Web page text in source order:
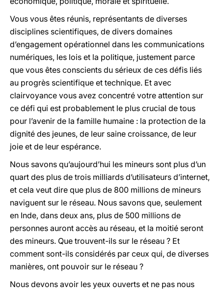
Vous vous êtes réunis, représentants de diverses
disciplines scientifiques, de divers domaines
d’engagement opérationnel dans les communications
numériques, les lois et la politique, justement parce
que vous êtes conscients du sérieux de ces défis liés
au progrès scientifique et technique. Et avec
clairvoyance vous avez concentré votre attention sur
ce défi qui est probablement le plus crucial de tous
pour l’avenir de la famille humaine : la protection de la
dignité des jeunes, de leur saine croissance, de leur
joie et de leur espérance.
Nous savons qu’aujourd’hui les mineurs sont plus d’un
quart des plus de trois milliards d’utilisateurs d’internet,
et cela veut dire que plus de 800 millions de mineurs
naviguent sur le réseau. Nous savons que, seulement
en Inde, dans deux ans, plus de 500 millions de
personnes auront accès au réseau, et la moitié seront
des mineurs. Que trouvent-ils sur le réseau ? Et
comment sont-ils considérés par ceux qui, de diverses
manières, ont pouvoir sur le réseau ?
Nous devons avoir les yeux ouverts et ne pas nous